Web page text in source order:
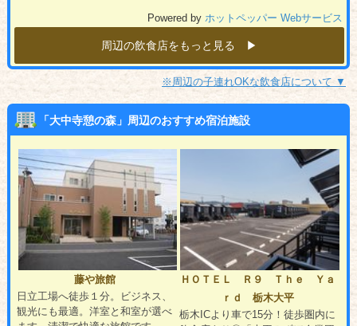
Powered by ホットペッパー Webサービス
周辺の飲食店をもっと見る ▶︎
※周辺の子連れOKな飲食店について ▼
「大中寺憩の森」周辺のおすすめ宿泊施設
藤や旅館
日立工場へ徒歩１分。ビジネス、
観光にも最適。洋室と和室が選べ
ＨＯＴＥＬ Ｒ９ Ｔｈｅ Ｙａ
ｒｄ 栃木大平
栃木ICより車で15分！徒歩圏内に